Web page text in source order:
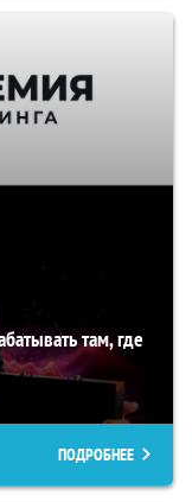
там, где
ПОДРОБНЕЕ